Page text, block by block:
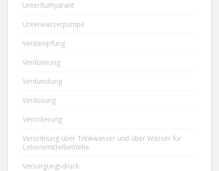
Unterflurhydrant
Unterwasserpumpe
Verdampfung
Verdünnung
Verdunstung
Verdüsung
Verockerung
Verordnung über Trinkwasser und über Wasser für
Lebensmittelbetriebe
Versorgungsdruck